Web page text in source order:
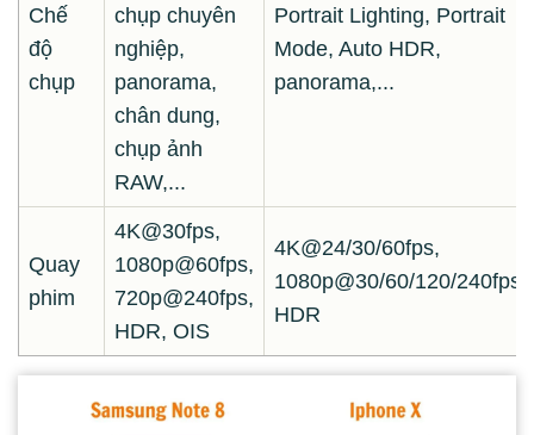
Chế
độ
chụp
chụp chuyên
nghiệp,
panorama,
chân dung,
chụp ảnh
RAW,...
Portrait Lighting, Portrait
Mode, Auto HDR,
panorama,...
Quay
phim
4K@30fps,
1080p@60fps,
720p@240fps,
HDR, OIS
4K@24/30/60fps,
1080p@30/60/120/240fps,
HDR